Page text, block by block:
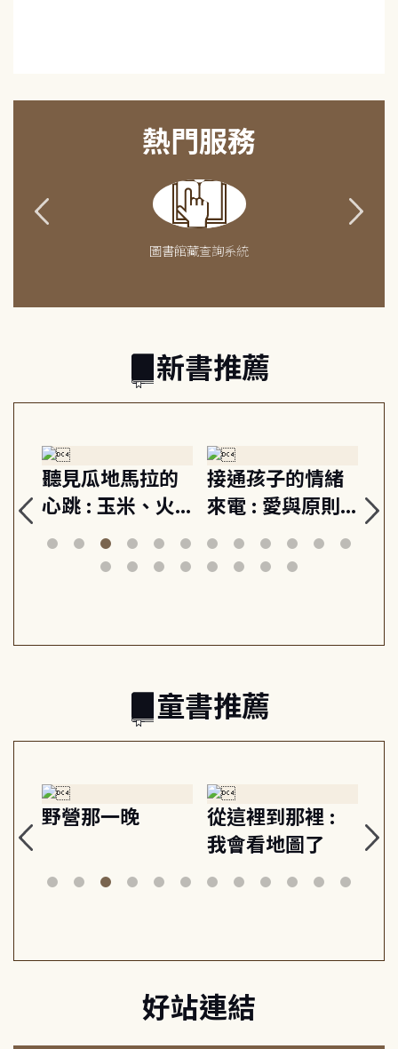
熱門服務
圖書館藏查詢系統
新書推薦
聽見瓜地馬拉的
心跳 : 玉米、火
山與信仰, 外交官
筆下的現代馬雅
接通孩子的情緒
來電 : 愛與原則,
建立教養的安定
節奏 22個行動練
關
童書推薦
野營那一晚
從這裡到那裡 :
我會看地圖了
美
好站連結